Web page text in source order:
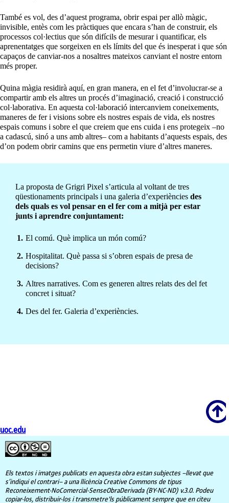
També es vol, des d’aquest programa, obrir espai per allò màgic,
invisible, entès com les pràctiques que encara s’han de construir, els
processos col·lectius que són difícils de mesurar i quantificar, els
aprenentatges que sorgeixen en els límits del que és inesperat i que són
capaços de canviar-nos a nosaltres mateixos canviant el nostre entorn
més proper.
Quina màgia residirà aquí, en gran manera, en el fet d’involucrar-se a
compartir amb els altres un procés d’imaginació, creació i construcció
col·laborativa. En aquesta col·laboració intercanviem coneixements,
maneres de fer i visions sobre els nostres espais de vida, els nostres
espais comuns i sobre el que creiem que ens cuida i ens protegeix –no
a cadascú, sinó a uns amb altres– com a habitants d’aquests espais, des
d’on podem obrir camins que ens permetin viure d’altres maneres.
La proposta de Grigri Pixel s’articula al voltant de tres
qüestionaments principals i una galeria d’experiències des
dels quals es vol pensar en el fer com a mitjà per estar
junts i aprendre conjuntament:
El comú. Què implica un món comú?
Hospitalitat. Què passa si s’obren espais de presa de
decisions?
Altres narratives. Com es generen altres relats des del fet
concret i situat?
Des del fer. Galeria d’experiències.
Scroll
uoc.edu
Els textos i imatges publicats en aquesta obra estan subjectes –llevat que
s’indiqui el contrari– a una llicència Creative Commons de tipus
Reconeixement-NoComercial-SenseObraDerivada (BY-NC-ND) v.3.0. Podeu
copiar-los, distribuir-los i transmetre'ls públicament sempre que en citeu